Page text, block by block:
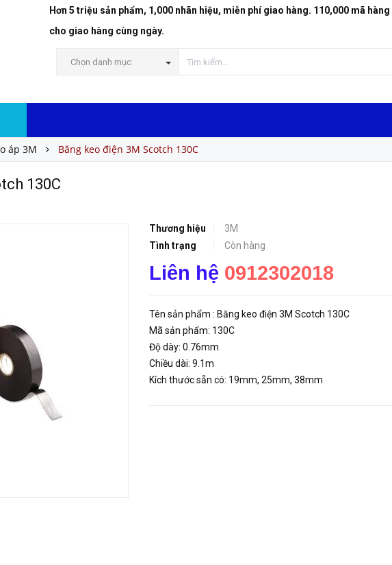
Hơn 5 triệu sản phẩm, 1,000 nhãn hiệu, miễn phí giao hàng. 110,000 mã
cho giao hàng cùng ngày.
Chọn danh mục
áp 3M Băng keo điện 3M Scotch 130C
130C
Thương hiệu
3M
Tình trạng
Còn hàng
Liên hệ 0912302018
Tên sản phẩm : Băng keo điện 3M Scotch 130C
Mã sản phẩm: 130C
Độ dày: 0.76mm
Chiều dài: 9.1m
Kích thước sẵn có: 19mm, 25mm, 38mm